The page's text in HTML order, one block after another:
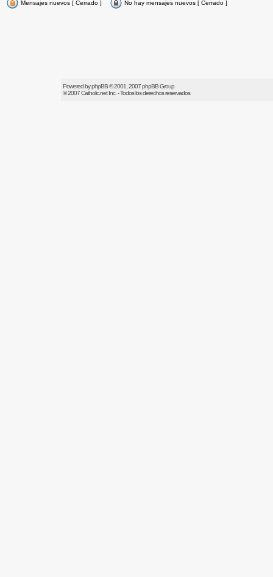
Mensajes nuevos [ Cerrado ] No hay mensajes nuevos [ Cerrado ]
Powered byphpBB© 2001, 2007 phpBB Group
© 2007Catholic.netInc. - Todos los derechos reservados